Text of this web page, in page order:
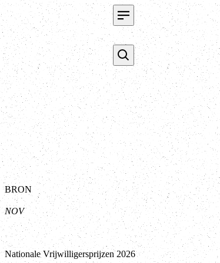
BRON
NOV
Nationale Vrijwilligersprijzen 2026